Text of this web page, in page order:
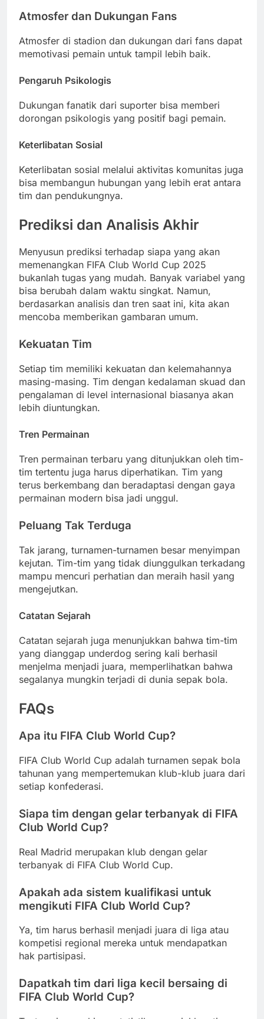
Atmosfer dan Dukungan Fans
Atmosfer di stadion dan dukungan dari fans dapat
memotivasi pemain untuk tampil lebih baik.
Pengaruh Psikologis
Dukungan fanatik dari suporter bisa memberi
dorongan psikologis yang positif bagi pemain.
Keterlibatan Sosial
Keterlibatan sosial melalui aktivitas komunitas juga
bisa membangun hubungan yang lebih erat antara
tim dan pendukungnya.
Prediksi dan Analisis Akhir
Menyusun prediksi terhadap siapa yang akan
memenangkan FIFA Club World Cup 2025
bukanlah tugas yang mudah. Banyak variabel yang
bisa berubah dalam waktu singkat. Namun,
berdasarkan analisis dan tren saat ini, kita akan
mencoba memberikan gambaran umum.
Kekuatan Tim
Setiap tim memiliki kekuatan dan kelemahannya
masing-masing. Tim dengan kedalaman skuad dan
pengalaman di level internasional biasanya akan
lebih diuntungkan.
Tren Permainan
Tren permainan terbaru yang ditunjukkan oleh tim-
tim tertentu juga harus diperhatikan. Tim yang
terus berkembang dan beradaptasi dengan gaya
permainan modern bisa jadi unggul.
Peluang Tak Terduga
Tak jarang, turnamen-turnamen besar menyimpan
kejutan. Tim-tim yang tidak diunggulkan terkadang
mampu mencuri perhatian dan meraih hasil yang
mengejutkan.
Catatan Sejarah
Catatan sejarah juga menunjukkan bahwa tim-tim
yang dianggap underdog sering kali berhasil
menjelma menjadi juara, memperlihatkan bahwa
segalanya mungkin terjadi di dunia sepak bola.
FAQs
Apa itu FIFA Club World Cup?
FIFA Club World Cup adalah turnamen sepak bola
tahunan yang mempertemukan klub-klub juara dari
setiap konfederasi.
Siapa tim dengan gelar terbanyak di FIFA
Club World Cup?
Real Madrid merupakan klub dengan gelar
terbanyak di FIFA Club World Cup.
Apakah ada sistem kualifikasi untuk
mengikuti FIFA Club World Cup?
Ya, tim harus berhasil menjadi juara di liga atau
kompetisi regional mereka untuk mendapatkan
hak partisipasi.
Dapatkah tim dari liga kecil bersaing di
FIFA Club World Cup?